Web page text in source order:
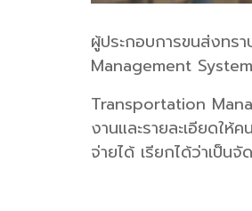
ผู้ประกอบการขนส่งทร
Management
Transportation
งานและรายละเอียดใ
จ่ายได้ เรียกได้ว่าเป็